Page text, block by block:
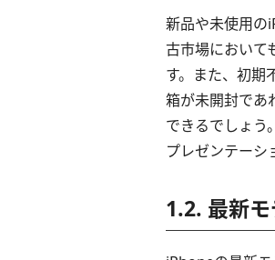
新品や未使用の
古市場において
す。また、初期
箱が未開封であ
できるでしょう
プレゼンテーシ
1.2. 最新